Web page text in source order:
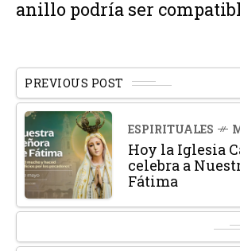
anillo podría ser
PREVIOUS POST
ESPIRITUALES
Hoy la Iglesia
celebra a
Fátima